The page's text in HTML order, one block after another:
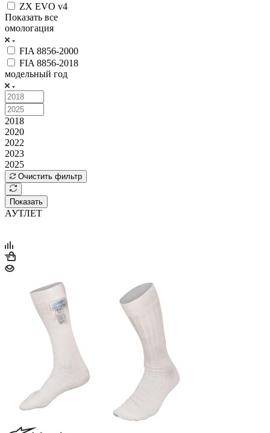
ZX EVO v4
Показать все
омологация
FIA 8856-2000
FIA 8856-2018
модельный год
2018
2020
2022
2023
2025
Очистить фильтр
Показать
АУТЛЕТ